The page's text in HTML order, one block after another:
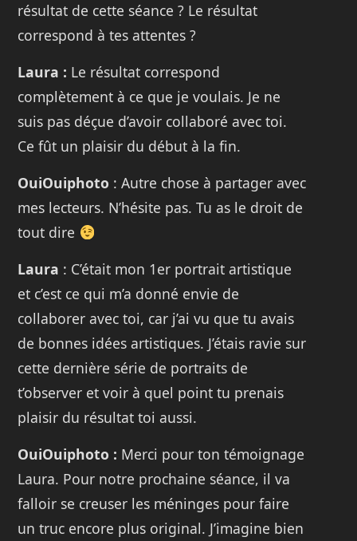
résultat de cette séance ? Le résultat
correspond à tes attentes ?
Laura : Le résultat correspond
complètement à ce que je voulais. Je ne
suis pas déçue d’avoir collaboré avec toi.
Ce fût un plaisir du début à la fin.
OuiOuiphoto : Autre chose à partager avec
mes lecteurs. N’hésite pas. Tu as le droit de
tout dire
Laura : C’était mon 1er portrait artistique
et c’est ce qui m’a donné envie de
collaborer avec toi, car j’ai vu que tu avais
de bonnes idées artistiques. J’étais ravie sur
cette dernière série de portraits de
t’observer et voir à quel point tu prenais
plaisir du résultat toi aussi.
OuiOuiphoto : Merci pour ton témoignage
Laura. Pour notre prochaine séance, il va
falloir se creuser les méninges pour faire
un truc encore plus original. J’imagine bien